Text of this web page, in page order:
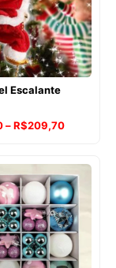
Escalante
–R$209,70Faixa
preço:
R$139,70
através
R$209,70